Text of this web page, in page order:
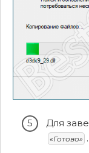
Для
«Готово» .